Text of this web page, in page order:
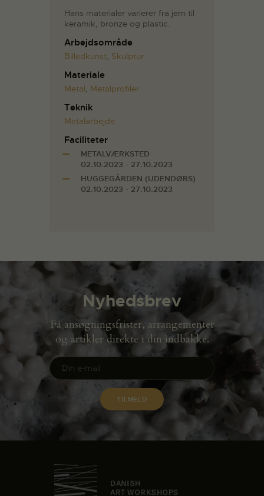
Hans materialer varierer fra jern til
keramik, bronze og plastic.
Arbejdsområde
Billedkunst, Skulptur
Materiale
Metal, Metalprofiler
Teknik
Metalarbejde
Faciliteter
METALVÆRKSTED
02.10.2023 - 27.10.2023
HUGGEGÅRDEN (UDENDØRS)
02.10.2023 - 27.10.2023
Nyhedsbrev
Få ansøgningsfrister, arrangementer
og artikler direkte i din indbakke.